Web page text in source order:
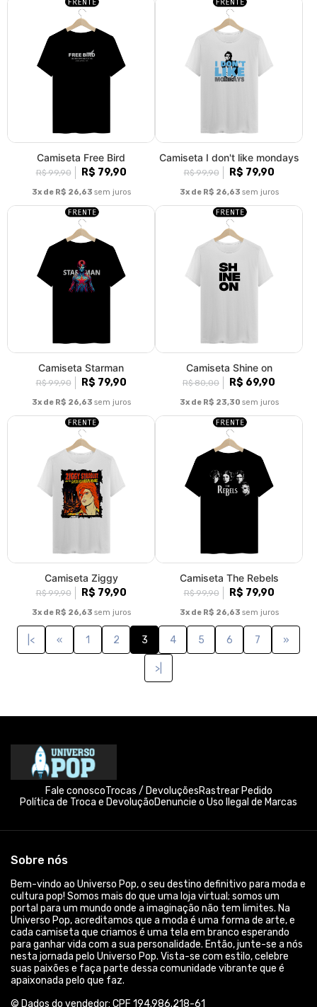
Camiseta Free Bird
R$ 99,90 R$ 79,90
3x de R$ 26,63 sem juros
Camiseta I don't like mondays
R$ 99,90 R$ 79,90
3x de R$ 26,63 sem juros
Camiseta Starman
R$ 99,90 R$ 79,90
3x de R$ 26,63 sem juros
Camiseta Shine on
R$ 80,00 R$ 69,90
3x de R$ 23,30 sem juros
Camiseta Ziggy
R$ 99,90 R$ 79,90
3x de R$ 26,63 sem juros
Camiseta The Rebels
R$ 99,90 R$ 79,90
3x de R$ 26,63 sem juros
|< « 1 2 3 4 5 6 7 »
>|
Fale conoscoTrocas / DevoluçõesRastrear Pedido
Política de Troca e DevoluçãoDenuncie o Uso Ilegal de Marcas
Sobre nós
Bem-vindo ao Universo Pop, o seu destino definitivo para moda e
cultura pop! Somos mais do que uma loja virtual; somos um
portal para um mundo onde a imaginação não tem limites. Na
Universo Pop, acreditamos que a moda é uma forma de arte, e
cada camiseta que criamos é uma tela em branco esperando
para ganhar vida com a sua personalidade. Então, junte-se a nós
nesta jornada pelo Universo Pop. Vista-se com estilo, celebre
suas paixões e faça parte dessa comunidade vibrante que é
apaixonada pelo que faz.
© Dados do vendedor: CPF 194.986.218-61